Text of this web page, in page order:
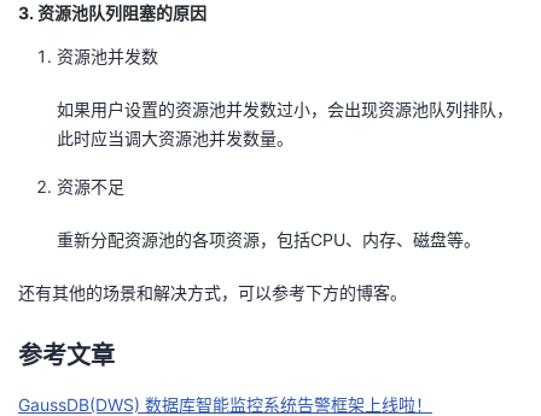
3. 资源池队列阻塞的原因
资源池并发数
如果用户设置的资源池并发数过小，会出现资源池队列排队，
此时应当调大资源池并发数量。
资源不足
重新分配资源池的各项资源，包括CPU、内存、磁盘等。
还有其他的场景和解决方式，可以参考下方的博客。
参考文章
GaussDB(DWS) 数据库智能监控系统告警框架上线啦！